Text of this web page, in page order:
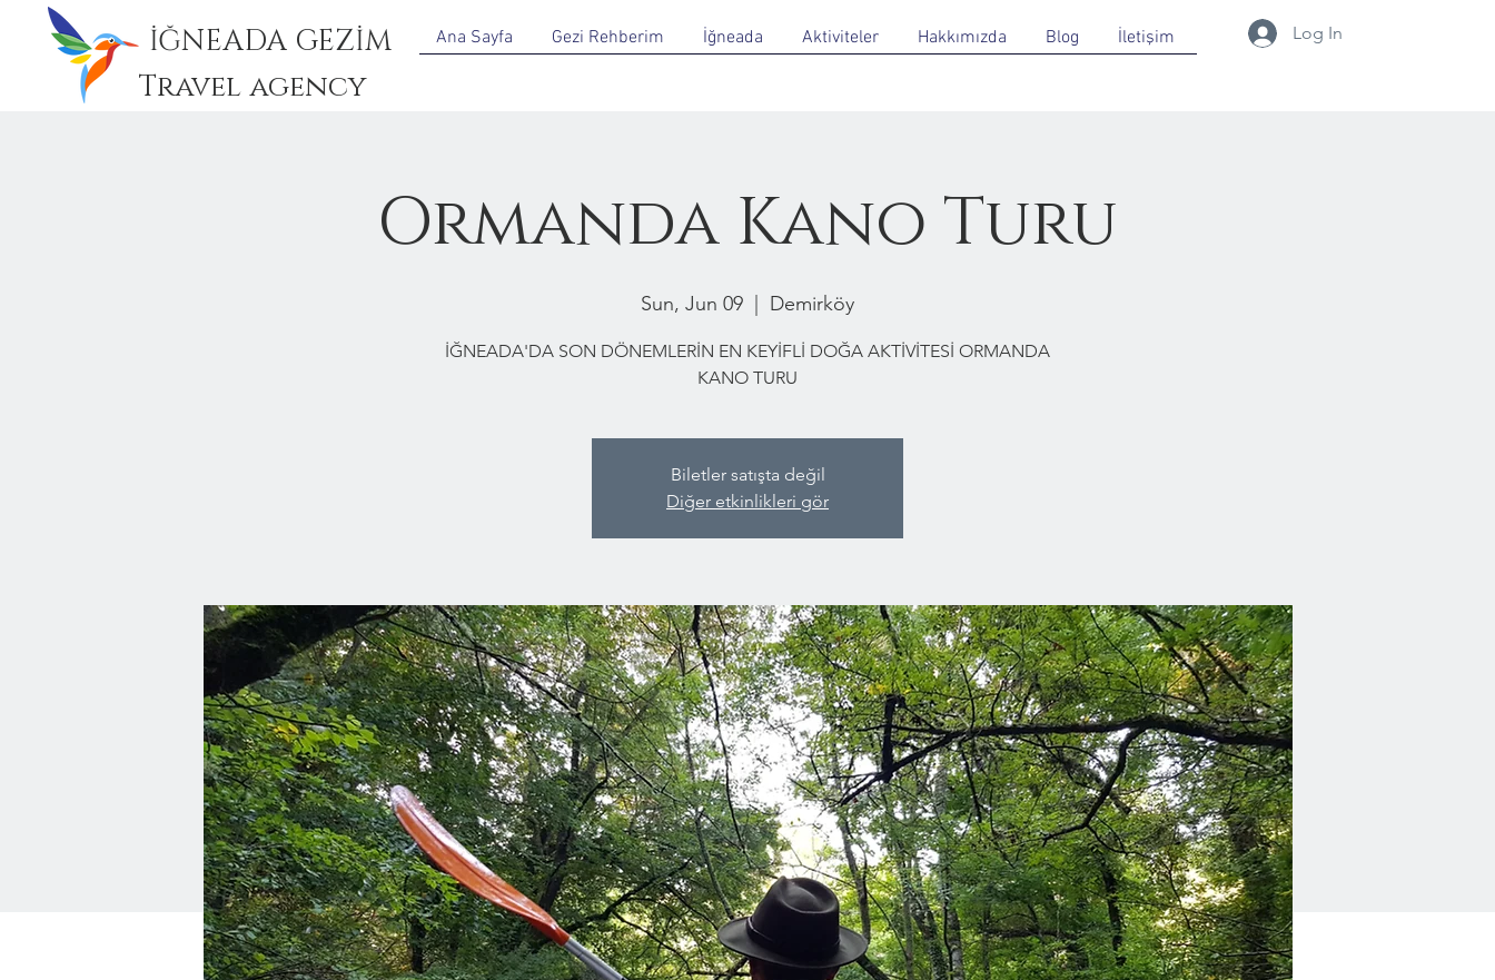
İĞNEADA GEZİM
Travel agency
Ana Sayfa Gezi Rehberim İğneada Aktiviteler Hakkımızda Blog İletişim Log In
Ormanda Kano Turu
Sun, Jun 09 Demirköy
İĞNEADA'DA SON DÖNEMLERİN EN KEYİFLİ DOĞA AKTİVİTESİ ORMANDA
KANO TURU
Biletler satışta değil
Diğer etkinlikleri gör